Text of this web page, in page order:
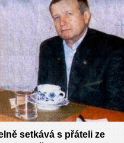
setkává s přáteli ze